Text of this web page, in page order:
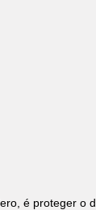
é proteger o